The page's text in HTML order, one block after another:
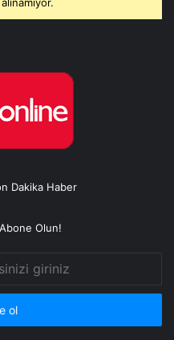
Dakika Haber
Olun!